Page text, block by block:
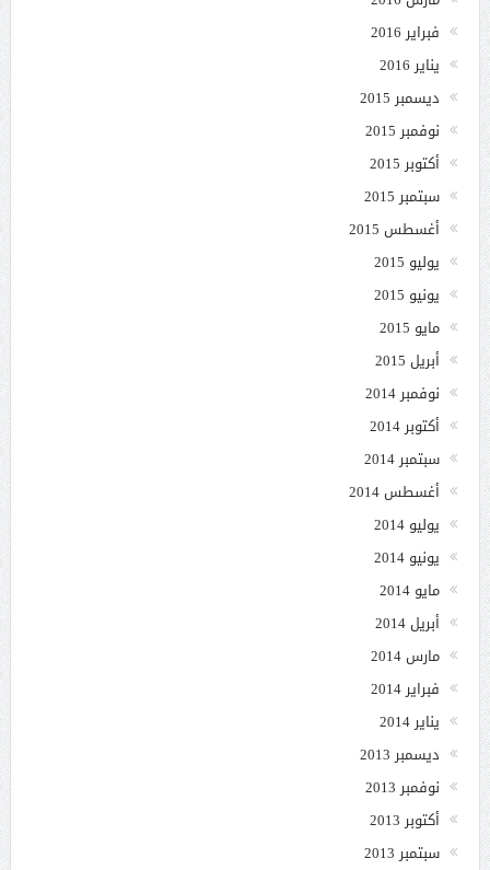
فبراير 2016
يناير 2016
ديسمبر 2015
نوفمبر 2015
أكتوبر 2015
سبتمبر 2015
أغسطس 2015
يوليو 2015
يونيو 2015
مايو 2015
أبريل 2015
نوفمبر 2014
أكتوبر 2014
سبتمبر 2014
أغسطس 2014
يوليو 2014
يونيو 2014
مايو 2014
أبريل 2014
مارس 2014
فبراير 2014
يناير 2014
ديسمبر 2013
نوفمبر 2013
أكتوبر 2013
سبتمبر 2013